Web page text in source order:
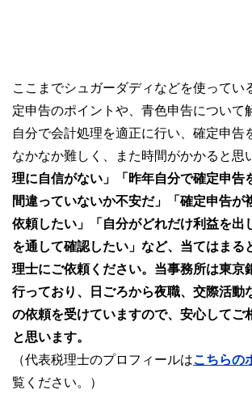
ここまでシュガーダディなどを使ってい
定申告のポイントや、青色申告について
自分で会計処理を適正に行い、確定申告
なかなか難しく、また時間がかかると思
理に自信がない」「昨年自分で確定申告
間違っていないか不安だ」「確定申告が
依頼したい」「自分がどれだけ利益を出
を通して確認したい」など、当てはまる
理士にご依頼ください。当事務所は東京
行っており、日ごろから夜職、交際活動
の依頼を受けていますので、安心してご
と思います。
（代表税理士のプロフィールはこちらの
覧ください。）